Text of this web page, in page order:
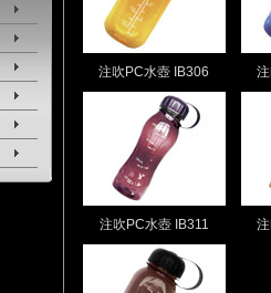
注吹PC水壺 IB306
注吹PC水壺 IB311